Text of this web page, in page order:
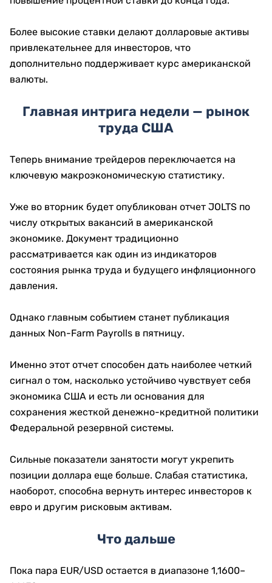
Более высокие ставки делают долларовые активы
привлекательнее для инвесторов, что
дополнительно поддерживает курс американской
валюты.
Главная интрига недели — рынок
труда США
Теперь внимание трейдеров переключается на
ключевую макроэкономическую статистику.
Уже во вторник будет опубликован отчет JOLTS по
числу открытых вакансий в американской
экономике. Документ традиционно
рассматривается как один из индикаторов
состояния рынка труда и будущего инфляционного
давления.
Однако главным событием станет публикация
данных Non-Farm Payrolls в пятницу.
Именно этот отчет способен дать наиболее четкий
сигнал о том, насколько устойчиво чувствует себя
экономика США и есть ли основания для
сохранения жесткой денежно-кредитной политики
Федеральной резервной системы.
Сильные показатели занятости могут укрепить
позиции доллара еще больше. Слабая статистика,
наоборот, способна вернуть интерес инвесторов к
евро и другим рисковым активам.
Что дальше
Пока пара EUR/USD остается в диапазоне 1,1600–